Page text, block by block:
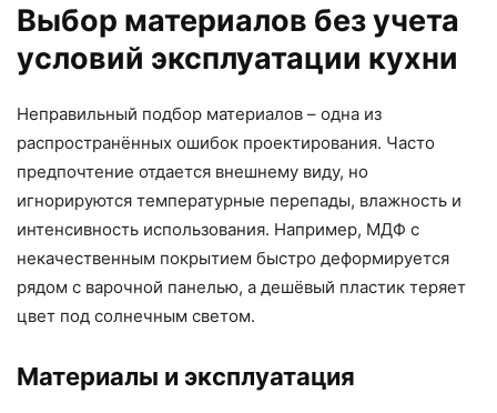
Выбор материалов без учета
условий эксплуатации кухни
Неправильный подбор материалов – одна из
распространённых ошибок проектирования. Часто
предпочтение отдается внешнему виду, но
игнорируются температурные перепады, влажность и
интенсивность использования. Например, МДФ с
некачественным покрытием быстро деформируется
рядом с варочной панелью, а дешёвый пластик теряет
цвет под солнечным светом.
Материалы и эксплуатация